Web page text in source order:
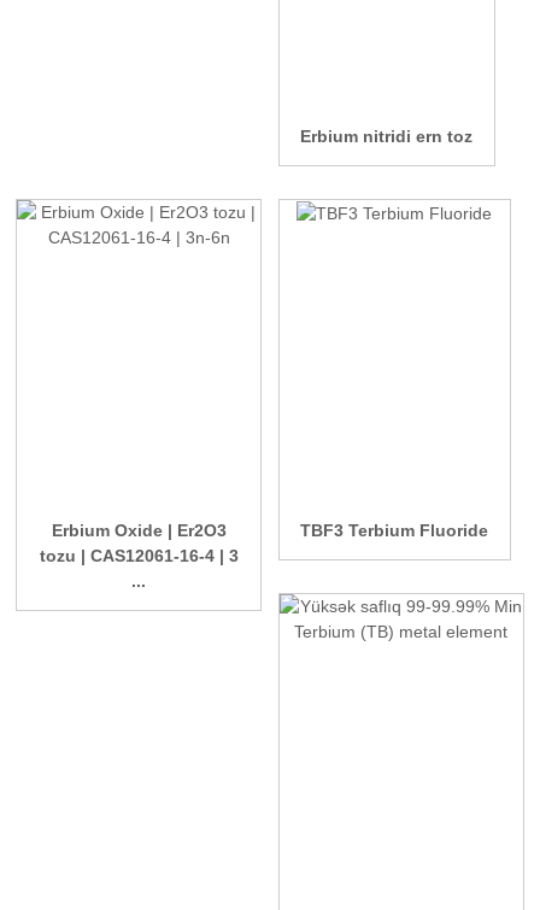
Erbium nitridi ern toz
Erbium Oxide | Er2O3
tozu | CAS12061-16-4 | 3
...
TBF3 Terbium Fluoride